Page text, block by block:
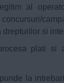
al
drepturilor si
plati si a
la